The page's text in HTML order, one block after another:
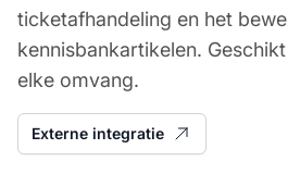
ticketafhandeling en het
kennisbankartikelen.
elke omvang.
Externe integratie